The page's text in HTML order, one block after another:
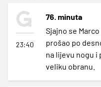
23:40
76. minuta
Sjajno se
prošao po
na lijevu nogu i
veliku obranu.